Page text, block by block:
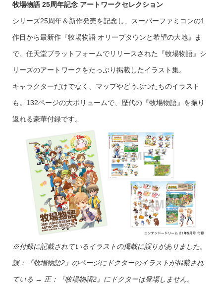
牧場物語 25周年記念 アートワークセレクション
シリーズ25周年＆新作発売を記念し、スーパーファミコンの1
作目から最新作『牧場物語 オリーブタウンと希望の大地』ま
で、任天堂プラットフォームでリリースされた『牧場物語』シ
リーズのアートワークをたっぷり掲載したイラスト集。
キャラクターだけでなく、マップやどうぶつたちのイラスト
も。132ページの大ボリュームで、歴代の『牧場物語』を振り
返れる豪華付録です。
※付録に記載されているイラストの掲載に誤りがありました。
誤：『牧場物語2』のページにドクターのイラストが掲載され
ている → 正：『牧場物語2』にドクターは登場しません。